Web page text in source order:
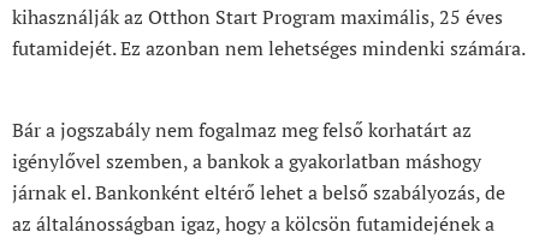
kihasználják az Otthon Start Program maximális, 25 éves
futamidejét. Ez azonban nem lehetséges mindenki számára.
Bár a jogszabály nem fogalmaz meg felső korhatárt az
igénylővel szemben, a bankok a gyakorlatban máshogy
járnak el. Bankonként eltérő lehet a belső szabályozás, de
az általánosságban igaz, hogy a kölcsön futamidejének a